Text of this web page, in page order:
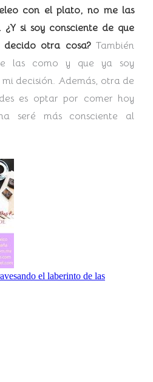
con el plato, no me las
si soy consciente de que
decido otra cosa?También
las como y que ya soy
decisión. Además, otra de
es optar por comer hoy
seré más consciente al